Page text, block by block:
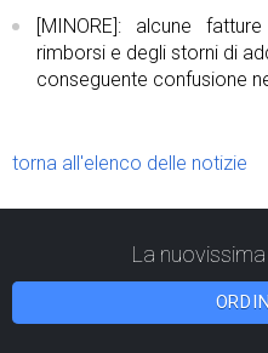
[MINORE]: alcune
rimborsi e degli storni di
conseguente confusione
torna all'elenco delle notizie
La nuovissima